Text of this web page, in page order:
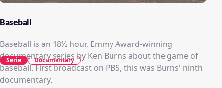
Baseball
Baseball is an 18½ hour, Emmy Award-winning
documentary series by Ken Burns about the game of
baseball. First broadcast on PBS, this was Burns' ninth
documentary.
Serie Documentary